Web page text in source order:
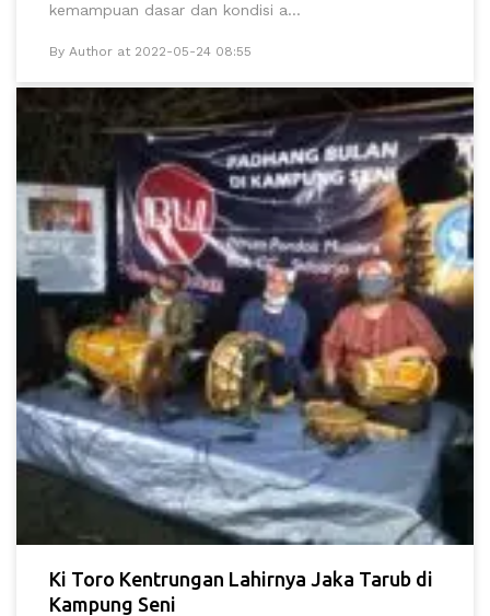
kemampuan dasar dan kondisi a...
By Author at 2022-05-24 08:55
Ki Toro Kentrungan Lahirnya Jaka Tarub di
Kampung Seni